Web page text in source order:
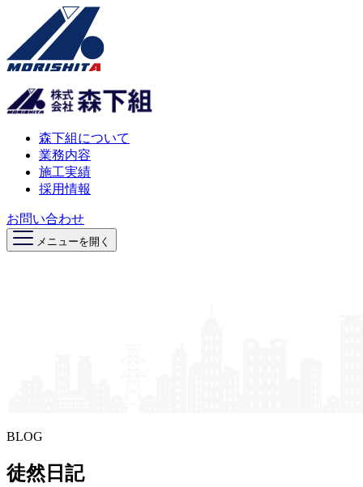
森下組について
業務内容
施工実績
採用情報
お問い合わせ
メニューを開く
BLOG
徒然日記